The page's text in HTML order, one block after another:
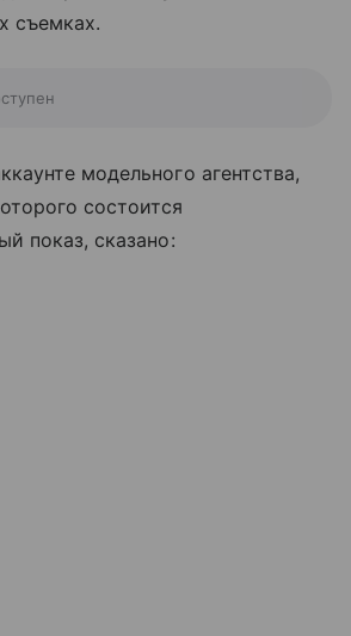
съемках.
модельного агентства,
состоится
показ, сказано: